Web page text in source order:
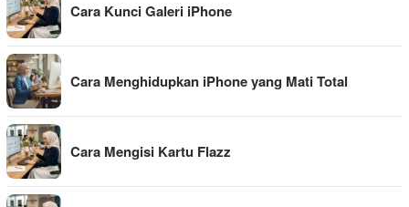
Cara Kunci Galeri iPhone
Cara Menghidupkan iPhone yang Mati Total
Cara Mengisi Kartu Flazz